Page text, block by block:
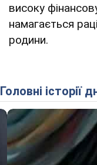
високу
намагається
родини.
Головні історії